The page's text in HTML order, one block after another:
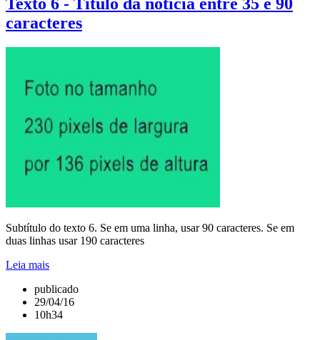
caracteres
Subtítulo do texto 6. Se em uma linha, usar 90 caracteres. Se em
duas linhas usar 190 caracteres
Leia mais
publicado
29/04/16
10h34